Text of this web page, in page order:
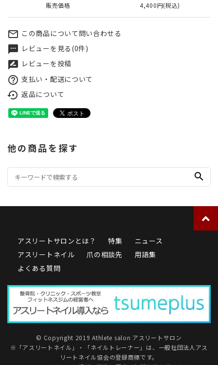
販売価格 4,400円(税込)
mail_outline この商品について問い合わせる
textsms レビューを見る(0件)
rate_review レビューを投稿
help_outline 支払い・配送について
settings_backup_restore 返品について
他の商品を探す
search
アスリートサロンとは？ 特集
ニュース
アスリートネイル
爪の相談先
用語集
よくある質問
© Copyright 2019 Athlete salon アスリートサロン
※「アスリートネイル」・「ネイルトレーナー」は、 一般社団法人アス
リートネイル協会の登録商標です。